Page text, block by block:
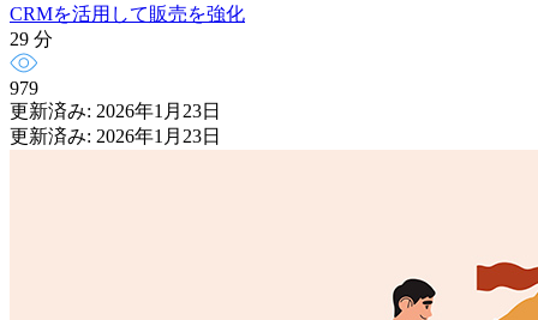
CRMを活用して販売を強化
29 分
979
更新済み: 2026年1月23日
更新済み: 2026年1月23日